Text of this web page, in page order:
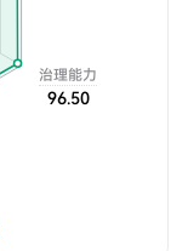
治理能力
96.50